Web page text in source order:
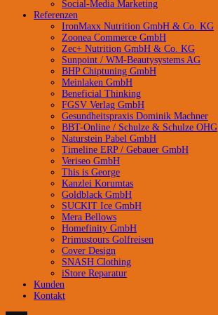
Social-Media Marketing
Referenzen
IronMaxx Nutrition GmbH & Co. KG
Zoonea Commerce GmbH
Zec+ Nutrition GmbH & Co. KG
Sunpoint / WM-Beautysystems AG
BHP Chiptuning GmbH
Meinlaken GmbH
Beneficial Thinking
FGSV Verlag GmbH
Gesundheitspraxis Dominik Machner
BBT-Online / Schulze & Schulze OHG
Naturstein Pabel GmbH
Timeline ERP / Gebauer GmbH
Veriseo GmbH
This is George
Kanzlei Korumtas
Goldblack GmbH
SUCKIT Ice GmbH
Mera Bellows
Homefinity GmbH
Primustours Golfreisen
Cover Design
SNASH Clothing
iStore Reparatur
Kunden
Kontakt